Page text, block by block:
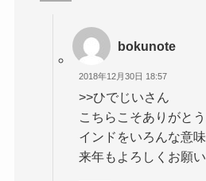
bokunote
2018年12月30日 18:57
>>ひでじいさん
こちらこそありがと
インドをいろんな意
来年もよろしくお願